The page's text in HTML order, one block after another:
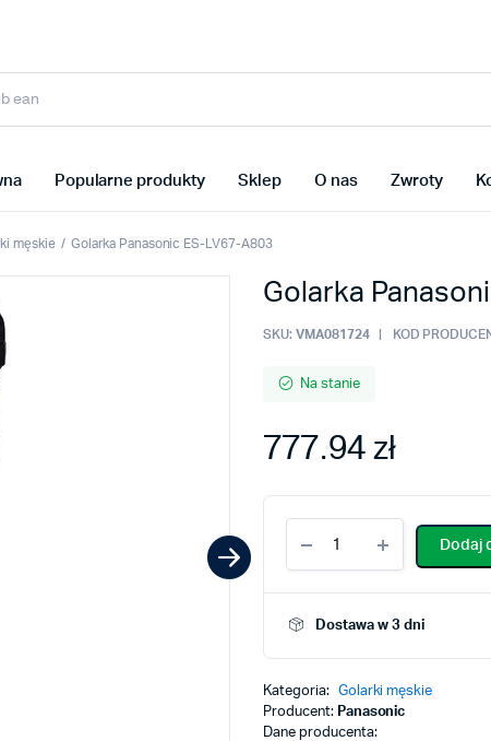
Popularne produkty Sklep O nas Zwroty
męskie Golarka Panasonic ES-LV67-A803
Golarka
SKU: VMA081724 KOD
Na stanie
777.94 zł
Dodaj
Dostawa w 3 dni
Kategoria:
Golarki męskie
Producent: Panasonic
Dane producenta: